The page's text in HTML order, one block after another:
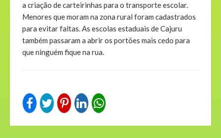
a criação de carteirinhas para o transporte escolar.
Menores que moram na zona rural foram cadastrados
para evitar faltas. As escolas estaduais de Cajuru
também passaram a abrir os portões mais cedo para
que ninguém fique na rua.